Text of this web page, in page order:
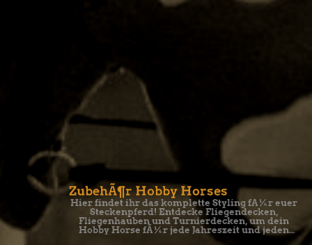
ZubehÃ¶r Hobby Horses
Hier findet ihr das komplette Styling fÃ¼r euer
Steckenpferd! Entdecke Fliegendecken,
Fliegenhauben und Turnierdecken, um dein
Hobby Horse fÃ¼r jede Jahreszeit und jeden
Auftritt perfekt auszustatten.